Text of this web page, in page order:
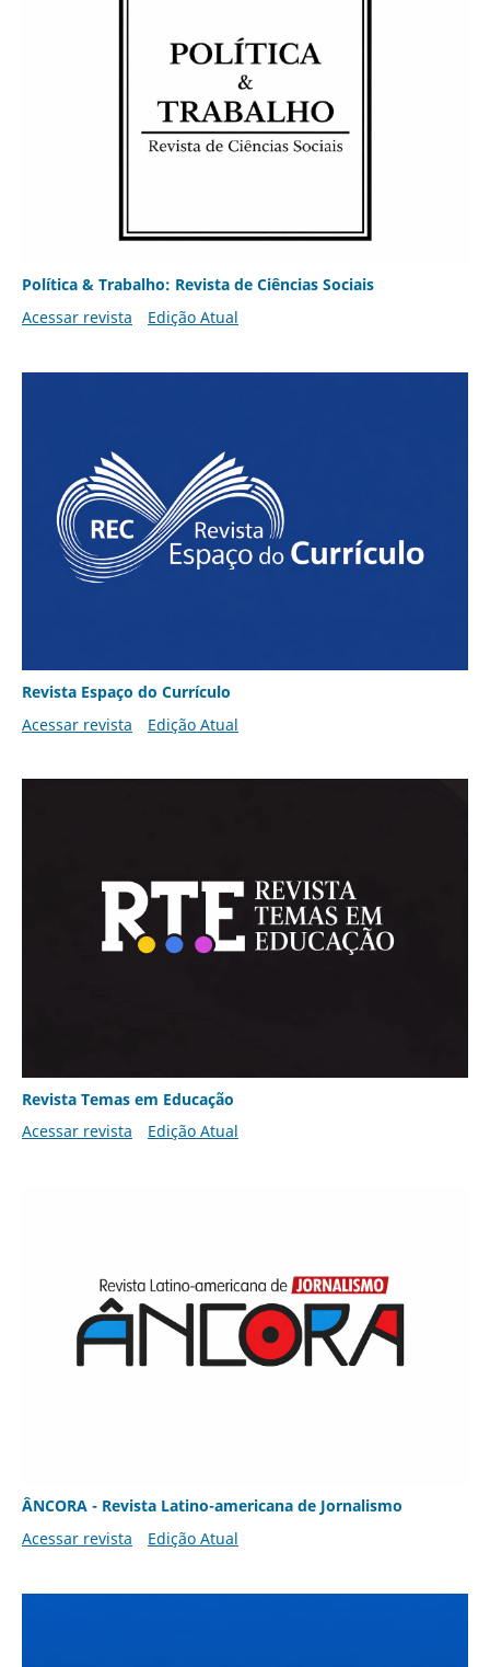
Política & Trabalho: Revista de Ciências Sociais
Acessar revista
Edição Atual
Revista Espaço do Currículo
Acessar revista
Edição Atual
Revista Temas em Educação
Acessar revista
Edição Atual
ÂNCORA - Revista Latino-americana de Jornalismo
Acessar revista
Edição Atual